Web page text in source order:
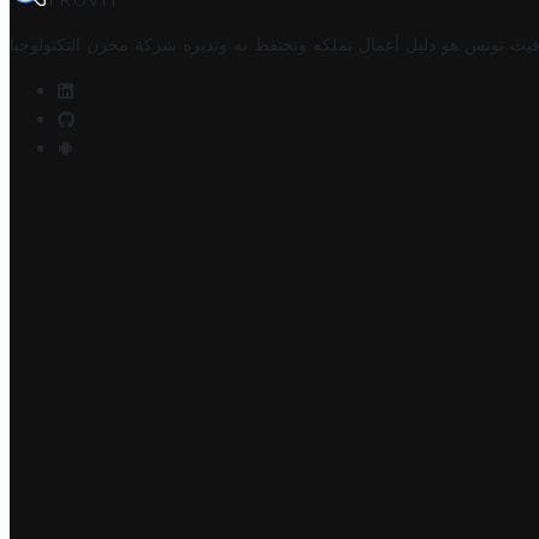
تونس هو دليل أعمال تملكه وتحتفظ به وتديره شركة مخزن التكنولوجيا